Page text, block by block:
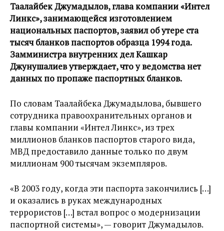
Таалайбек Джумадылов, глава компании «Интел
Линкс», занимающейся изготовлением
национальных паспортов, заявил об утере ста
тысяч бланков паспортов образца 1994 года.
Замминистра внутренних дел Кашкар
Джунушалиев утверждает, что у ведомства нет
данных по пропаже паспортных бланков.
По словам Таалайбека Джумадылова, бывшего
сотрудника правоохранительных органов и
главы компании «Интел Линкс», из трех
миллионов бланков паспортов старого вида,
МВД предоставило данные только по двум
миллионам 900 тысячам экземпляров.
«В 2003 году, когда эти паспорта закончились […]
и оказались в руках международных
террористов […] встал вопрос о модернизации
паспортной системы», — говорит Джумадылов.